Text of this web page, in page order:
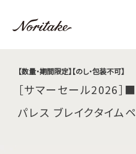
【数量・期間限定】【のし・包装不可】
［サマーセール2026
パレス ブレイクタイム